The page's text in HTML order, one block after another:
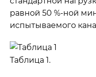
равной 50 %-ной
испытываемого
Таблица 1.